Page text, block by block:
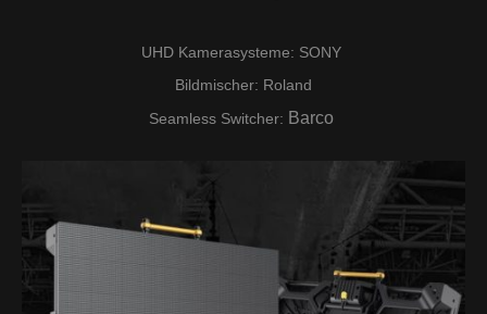
UHD Kamerasysteme: SONY
Bildmischer: Roland
Seamless Switcher: Barco